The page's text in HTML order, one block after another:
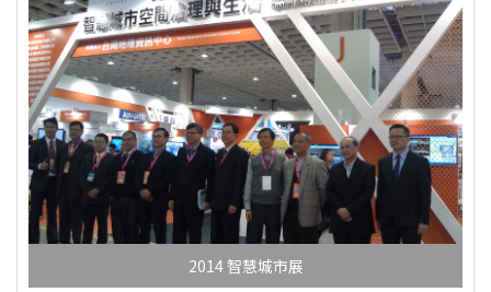
2014 智慧城市展